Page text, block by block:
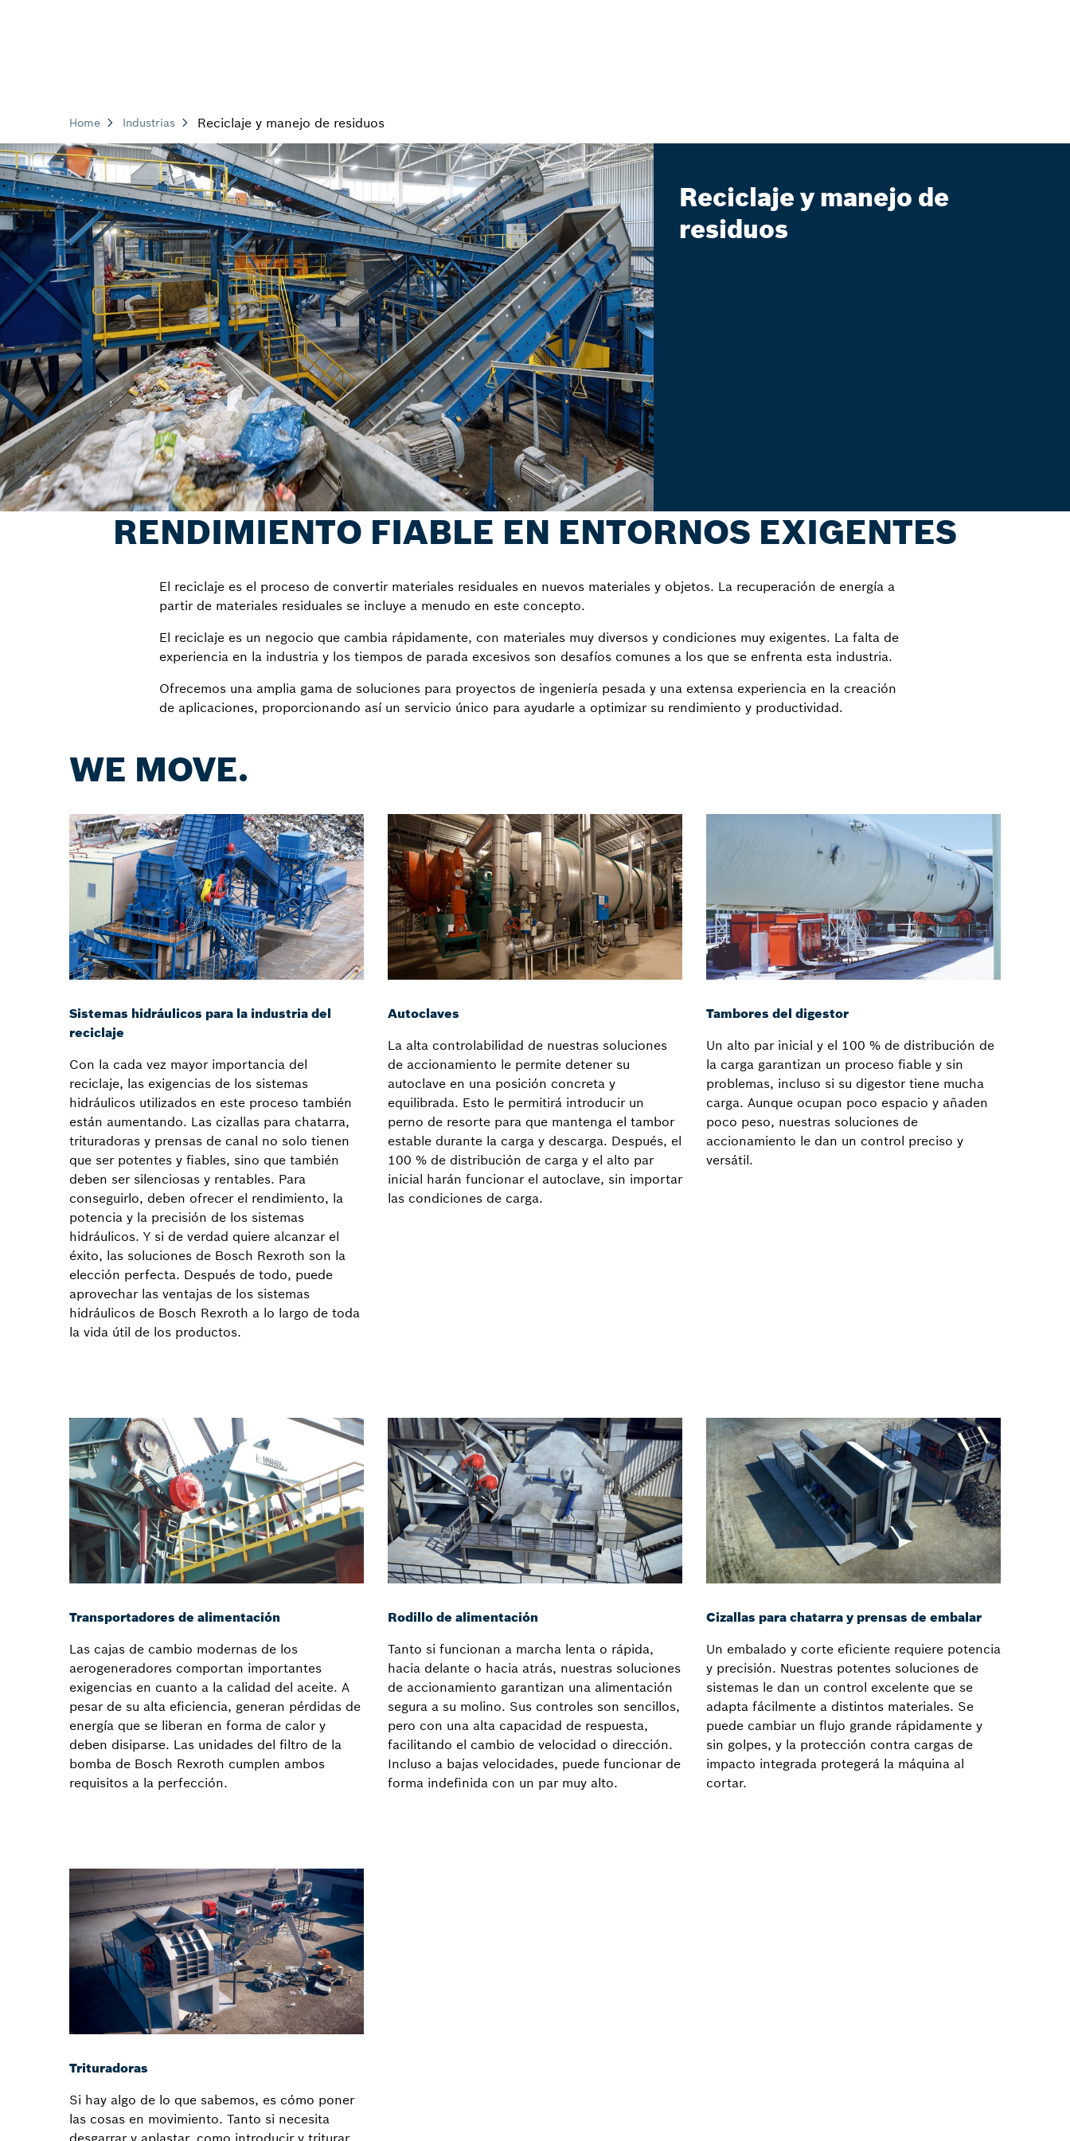
Home Industrias Reciclaje y manejo de residuos
Reciclaje y manejo de
residuos
RENDIMIENTO FIABLE EN ENTORNOS EXIGENTES
El reciclaje es el proceso de convertir materiales residuales en nuevos materiales y objetos. La recuperación de energía a
partir de materiales residuales se incluye a menudo en este concepto.
El reciclaje es un negocio que cambia rápidamente, con materiales muy diversos y condiciones muy exigentes. La falta de
experiencia en la industria y los tiempos de parada excesivos son desafíos comunes a los que se enfrenta esta industria.
Ofrecemos una amplia gama de soluciones para proyectos de ingeniería pesada y una extensa experiencia en la creación
de aplicaciones, proporcionando así un servicio único para ayudarle a optimizar su rendimiento y productividad.
WE MOVE.
Sistemas hidráulicos para la industria del
reciclaje
Con la cada vez mayor importancia del
reciclaje, las exigencias de los sistemas
hidráulicos utilizados en este proceso también
están aumentando. Las cizallas para chatarra,
trituradoras y prensas de canal no solo tienen
que ser potentes y fiables, sino que también
deben ser silenciosas y rentables. Para
conseguirlo, deben ofrecer el rendimiento, la
potencia y la precisión de los sistemas
hidráulicos. Y si de verdad quiere alcanzar el
éxito, las soluciones de Bosch Rexroth son la
elección perfecta. Después de todo, puede
aprovechar las ventajas de los sistemas
hidráulicos de Bosch Rexroth a lo largo de toda
la vida útil de los productos.
Autoclaves
La alta controlabilidad de nuestras soluciones
de accionamiento le permite detener su
autoclave en una posición concreta y
equilibrada. Esto le permitirá introducir un
perno de resorte para que mantenga el tambor
estable durante la carga y descarga. Después, el
100 % de distribución de carga y el alto par
inicial harán funcionar el autoclave, sin importar
las condiciones de carga.
Tambores del digestor
Un alto par inicial y el 100 % de distribución de
la carga garantizan un proceso fiable y sin
problemas, incluso si su digestor tiene mucha
carga. Aunque ocupan poco espacio y añaden
poco peso, nuestras soluciones de
accionamiento le dan un control preciso y
versátil.
Transportadores de alimentación
Las cajas de cambio modernas de los
aerogeneradores comportan importantes
exigencias en cuanto a la calidad del aceite. A
pesar de su alta eficiencia, generan pérdidas de
energía que se liberan en forma de calor y
deben disiparse. Las unidades del filtro de la
bomba de Bosch Rexroth cumplen ambos
requisitos a la perfección.
Rodillo de alimentación
Tanto si funcionan a marcha lenta o rápida,
hacia delante o hacia atrás, nuestras soluciones
de accionamiento garantizan una alimentación
segura a su molino. Sus controles son sencillos,
pero con una alta capacidad de respuesta,
facilitando el cambio de velocidad o dirección.
Incluso a bajas velocidades, puede funcionar de
forma indefinida con un par muy alto.
Cizallas para chatarra y prensas de embalar
Un embalado y corte eficiente requiere potencia
y precisión. Nuestras potentes soluciones de
sistemas le dan un control excelente que se
adapta fácilmente a distintos materiales. Se
puede cambiar un flujo grande rápidamente y
sin golpes, y la protección contra cargas de
impacto integrada protegerá la máquina al
cortar.
Trituradoras
Si hay algo de lo que sabemos, es cómo poner
las cosas en movimiento. Tanto si necesita